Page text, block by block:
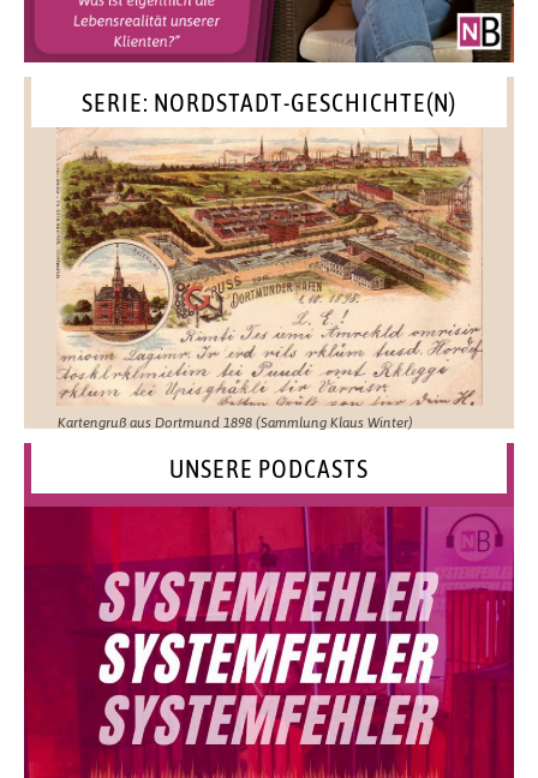
SERIE: NORDSTADT-GESCHICHTE(N)
Kartengruß aus Dortmund 1898 (Sammlung Klaus Winter)
UNSERE PODCASTS